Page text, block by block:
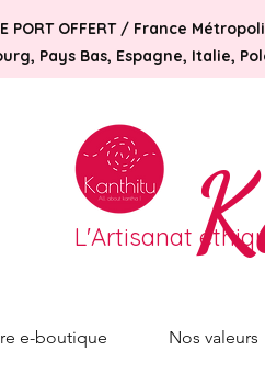
PORT OFFERT / France
Pays Bas, Espagne, Italie,
L'Artisanat
e-boutique Nos valeurs